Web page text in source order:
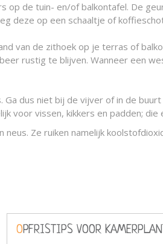
de tuin- en/of balkontafel. De
deze op een schaaltje of
van de zithoek op je terras of
rustig te blijven. Wanneer een
dus niet bij de vijver of in de
voor vissen, kikkers en padden; die
Ze ruiken namelijk
OPFRISTIPS VOOR